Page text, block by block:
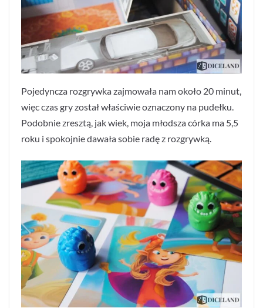
Pojedyncza rozgrywka zajmowała nam około 20 minut,
więc czas gry został właściwie oznaczony na pudełku.
Podobnie zresztą, jak wiek, moja młodsza córka ma 5,5
roku i spokojnie dawała sobie radę z rozgrywką.